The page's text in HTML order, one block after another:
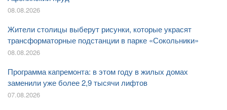
08.08.2026
Жители столицы выберут рисунки, которые украсят
трансформаторные подстанции в парке «Сокольники»
08.08.2026
Программа капремонта: в этом году в жилых домах
заменили уже более 2,9 тысячи лифтов
07.08.2026